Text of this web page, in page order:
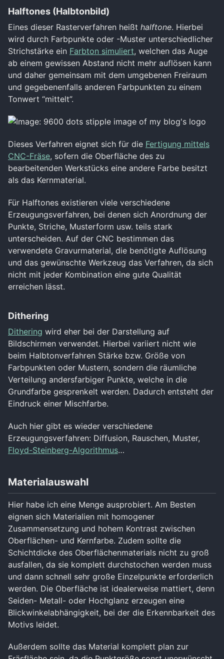
Halftones (Halbtonbild)
Eines dieser Rasterverfahren heißt halftone. Hierbei
wird durch Farbpunkte oder -Muster unterschiedlicher
Strichstärke ein Farbton simuliert, welchen das Auge
ab einem gewissen Abstand nicht mehr auflösen kann
und daher gemeinsam mit dem umgebenen Freiraum
und gegebenenfalls anderen Farbpunkten zu einem
Tonwert “mittelt”.
Dieses Verfahren eignet sich für die Fertigung mittels
CNC-Fräse, sofern die Oberfläche des zu
bearbeitenden Werkstücks eine andere Farbe besitzt
als das Kernmaterial.
Für Halftones existieren viele verschiedene
Erzeugungsverfahren, bei denen sich Anordnung der
Punkte, Striche, Musterform usw. teils stark
unterscheiden. Auf der CNC bestimmen das
verwendete Gravurmaterial, die benötigte Auflösung
und das gewünschte Werkzeug das Verfahren, da sich
nicht mit jeder Kombination eine gute Qualität
erreichen lässt.
Dithering
Dithering wird eher bei der Darstellung auf
Bildschirmen verwendet. Hierbei variiert nicht wie
beim Halbtonverfahren Stärke bzw. Größe von
Farbpunkten oder Mustern, sondern die räumliche
Verteilung andersfarbiger Punkte, welche in die
Grundfarbe gesprenkelt werden. Dadurch entsteht der
Eindruck einer Mischfarbe.
Auch hier gibt es wieder verschiedene
Erzeugungsverfahren: Diffusion, Rauschen, Muster,
Floyd-Steinberg-Algorithmus…
Materialauswahl
Hier habe ich eine Menge ausprobiert. Am Besten
eignen sich Materialien mit homogener
Zusammensetzung und hohem Kontrast zwischen
Oberflächen- und Kernfarbe. Zudem sollte die
Schichtdicke des Oberflächenmaterials nicht zu groß
ausfallen, da sie komplett durchstochen werden muss
und dann schnell sehr große Einzelpunkte erforderlich
werden. Die Oberfläche ist idealerweise mattiert, denn
Seiden- Metall- oder Hochglanz erzeugen eine
Blickwinkelabhängigkeit, bei der die Erkennbarkeit des
Motivs leidet.
Außerdem sollte das Material komplett plan zur